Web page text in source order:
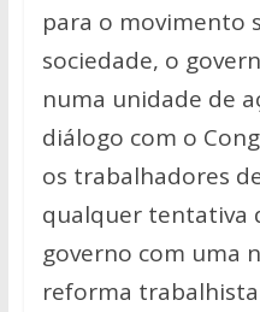
para o movimento
sociedade, o
numa unidade de
diálogo com o
os trabalhadores
qualquer tentativa
governo com uma
reforma